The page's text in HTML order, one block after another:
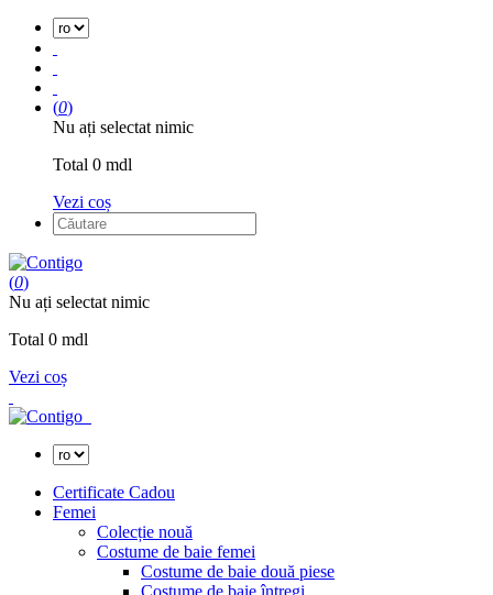
(0)
Nu ați selectat nimic
Total 0 mdl
Vezi coș
(0)
Nu ați selectat nimic
Total 0 mdl
Vezi coș
Certificate Cadou
Femei
Colecție nouă
Costume de baie femei
Costume de baie două piese
Costume de baie întregi